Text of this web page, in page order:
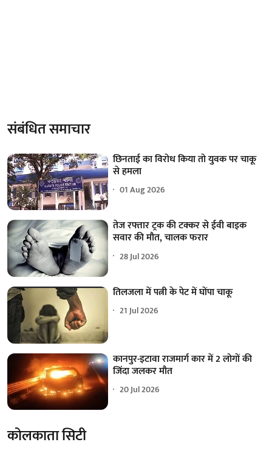
संबंधित समाचार
छिनताई का विरोध किया तो युवक पर चाकू
से हमला
01 Aug 2026
तेज रफ्तार ट्रक की टक्कर से ईवी बाइक
सवार की मौत, चालक फरार
28 Jul 2026
तिलजला में पत्नी के पेट में घोंपा चाकू
21 Jul 2026
कानपुर-इटावा राजमार्ग कार में 2 लोगों की
जिंदा जलकर मौत
20 Jul 2026
कोलकाता सिटी